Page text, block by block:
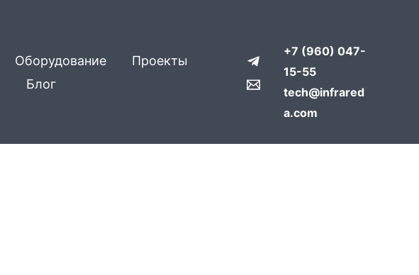
Оборудование
Проекты
Блог
+7 (960) 047-
15-55
tech@infrared
a.com